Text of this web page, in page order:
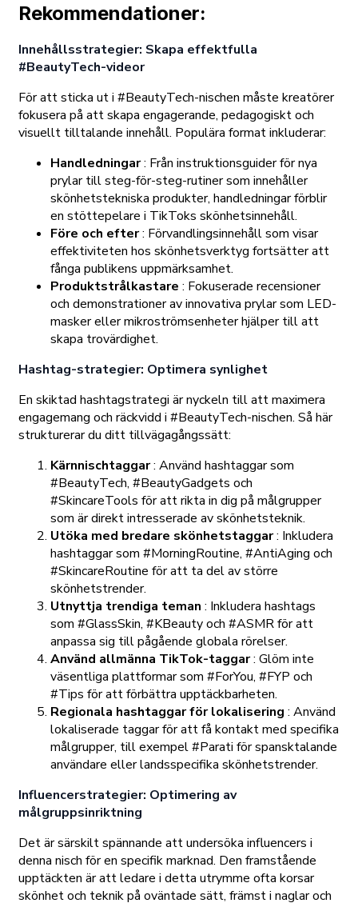
Rekommendationer:
Innehållsstrategier: Skapa effektfulla
#BeautyTech-videor
För att sticka ut i #BeautyTech-nischen måste kreatörer
fokusera på att skapa engagerande, pedagogiskt och
visuellt tilltalande innehåll. Populära format inkluderar:
Handledningar: Från instruktionsguider för nya
prylar till steg-för-steg-rutiner som innehåller
skönhetstekniska produkter, handledningar förblir
en stöttepelare i TikToks skönhetsinnehåll.
Före och efter: Förvandlingsinnehåll som visar
effektiviteten hos skönhetsverktyg fortsätter att
fånga publikens uppmärksamhet.
Produktstrålkastare : Fokuserade recensioner
och demonstrationer av innovativa prylar som LED-
masker eller mikroströmsenheter hjälper till att
skapa trovärdighet.
Hashtag-strategier: Optimera synlighet
En skiktad hashtagstrategi är nyckeln till att maximera
engagemang och räckvidd i #BeautyTech-nischen. Så här
strukturerar du ditt tillvägagångssätt:
Kärnnischtaggar: Använd hashtaggar som
#BeautyTech, #BeautyGadgets och
#SkincareTools för att rikta in dig på målgrupper
som är direkt intresserade av skönhetsteknik.
Utöka med bredare skönhetstaggar: Inkludera
hashtaggar som #MorningRoutine, #AntiAging och
#SkincareRoutine för att ta del av större
skönhetstrender.
Utnyttja trendiga teman : Inkludera hashtags
som #GlassSkin, #KBeauty och #ASMR för att
anpassa sig till pågående globala rörelser.
Använd allmänna TikTok-taggar: Glöm inte
väsentliga plattformar som #ForYou, #FYP och
#Tips för att förbättra upptäckbarheten.
Regionala hashtaggar för lokalisering : Använd
lokaliserade taggar för att få kontakt med specifika
målgrupper, till exempel #Parati för spansktalande
användare eller landsspecifika skönhetstrender.
Influencerstrategier: Optimering av
målgruppsinriktning
Det är särskilt spännande att undersöka influencers i
denna nisch för en specifik marknad. Den framstående
upptäckten är att ledare i detta utrymme ofta korsar
skönhet och teknik på oväntade sätt, främst i naglar och